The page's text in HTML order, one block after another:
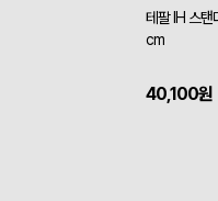
테팔 IH 스탠
cm
40,100원